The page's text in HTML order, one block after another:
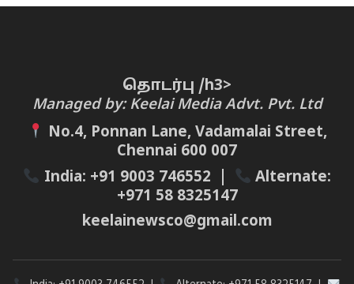
தொடர்பு /h3>
Managed by: Keelai Media Advt. Pvt. Ltd
No.4, Ponnan Lane, Vadamalai Street,
Chennai 600 007
India: +91 9003 746552
Alternate:
+971 58 8325147
keelainewsco@gmail.com